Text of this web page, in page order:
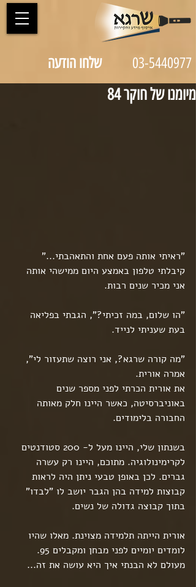
03-5440977 שלחו הודעה
מיומנו של חוקר 84
"ראיתי אותה פעם אחת והתאהבתי..."
קיבלתי טלפון באמצע היום ממישהי אותה
אני מכיר שנים רבות.
"הו שלום, במה זכיתי?", הגבתי בפליאה
בעת שעניתי לנייד.
"מה קורה שרגא?, אני רוצה שתעזור לי",
אמרה אורית.
את אורית הכרתי לפני מספר שנים
באוניברסיטה, כאשר היינו חלק מאותה
החבורה בלימודים.
בשנתון שלי, היינו מעל ל- 200 סטודנטים
לקרימינולוגיה. מתוכם, היינו רק עשרה
גברים. לכן באופן טבעי ניתן היה לראות
קבוצות למידה בהן הגבר יושב לו "לבדו"
בתוך קבוצה גדולה של נשים.
אורית הייתה תלמידה מצוינת. מאלו שהיו
לומדים יומיים לפני מבחן ומקבלים 95.
מעולם לא הבנתי איך היא עושה את זה...